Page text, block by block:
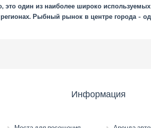
один из наиболее широко
регионах. Рыбный рынок в центре города
Информация